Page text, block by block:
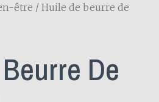
être / Huile de beurre de
De